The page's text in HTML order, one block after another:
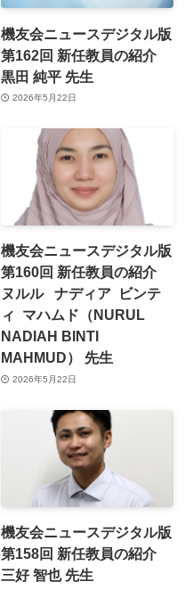
機友会ニュースデジタル版
第162回 新任教員の紹介
黒田 純平 先生
2026年5月22日
機友会ニュースデジタル版
第160回 新任教員の紹介
ヌルル ナディア ビンテ
ィ マハムド（NURUL
NADIAH BINTI
MAHMUD） 先生
2026年5月22日
機友会ニュースデジタル版
第158回 新任教員の紹介
三好 智也 先生